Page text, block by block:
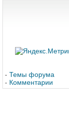
- Темы форума
- Комментарии